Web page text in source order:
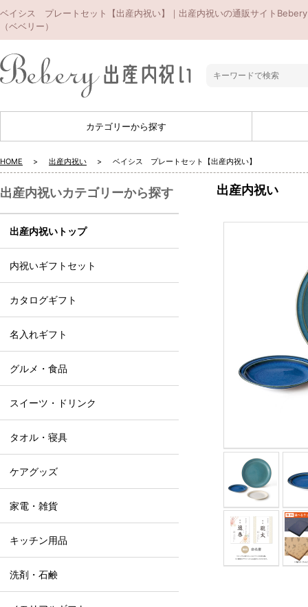
ベイシス プレートセット【出産内祝い】｜出産内祝いの通販サイトBebery
（ベベリー）
カテゴリーから探す
HOME 出産内祝い ベイシス プレートセット【出産内祝い】
出産内祝い
出産内祝いカテゴリーから探す
出産内祝いトップ
内祝いギフトセット
カタログギフト
名入れギフト
グルメ・食品
スイーツ・ドリンク
タオル・寝具
ケアグッズ
家電・雑貨
キッチン用品
洗剤・石鹸